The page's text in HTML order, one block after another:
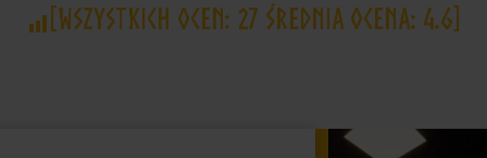
[Wszystkich ocen: 27 Średnia ocena: 4.6]